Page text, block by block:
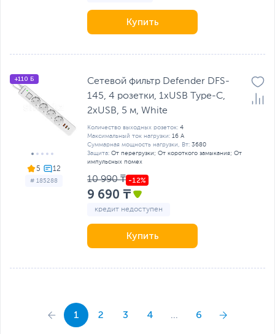
Купить
5
# 185288
+110 Б
Сетевой фильтр Defender DFS-
145, 4 розетки, 1хUSB Type-C,
2xUSB, 5 м, White
Количество выходных розеток: 4
Максимальный ток нагрузки: 16 А
Суммарная мощность нагрузки, Вт: 3680
Защита: От перегрузки; От короткого замыкания; От
импульсных помех
10 990 ₸
9 690 ₸
кредит недоступен
Купить
1 2 3 4 ... 6